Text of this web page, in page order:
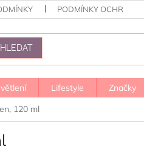
PODMÍNKY OCHRANY
HLEDAT
Lifestyle Značky
120 ml